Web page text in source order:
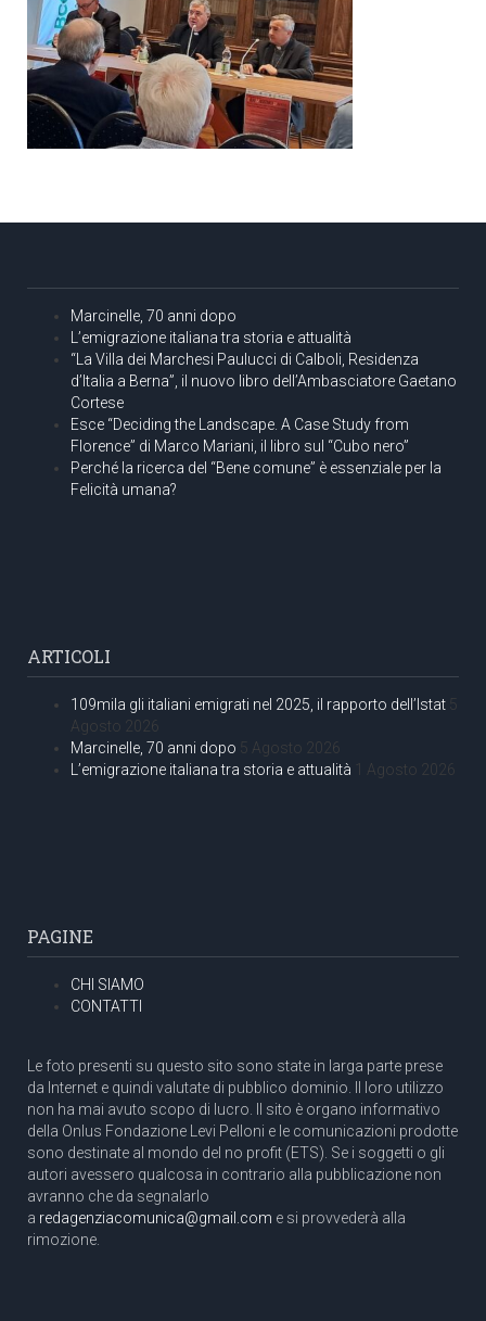
Marcinelle, 70 anni dopo
L’emigrazione italiana tra storia e attualità
“La Villa dei Marchesi Paulucci di Calboli, Residenza
d’Italia a Berna”, il nuovo libro dell’Ambasciatore Gaetano
Cortese
Esce “Deciding the Landscape. A Case Study from
Florence” di Marco Mariani, il libro sul “Cubo nero”
Perché la ricerca del “Bene comune” è essenziale per la
Felicità umana?
ARTICOLI
109mila gli italiani emigrati nel 2025, il rapporto dell’Istat 5
Agosto 2026
Marcinelle, 70 anni dopo 5 Agosto 2026
L’emigrazione italiana tra storia e attualità 1 Agosto 2026
PAGINE
CHI SIAMO
CONTATTI
Le foto presenti su questo sito sono state in larga parte prese
da Internet e quindi valutate di pubblico dominio. Il loro utilizzo
non ha mai avuto scopo di lucro. Il sito è organo informativo
della Onlus Fondazione Levi Pelloni e le comunicazioni prodotte
sono destinate al mondo del no profit (ETS). Se i soggetti o gli
autori avessero qualcosa in contrario alla pubblicazione non
avranno che da segnalarlo
a redagenziacomunica@gmail.com e si provvederà alla
rimozione.